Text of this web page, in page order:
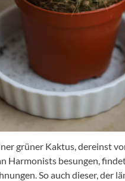
grüner Kaktus, dereinst
Harmonists besungen,
So auch dieser, der